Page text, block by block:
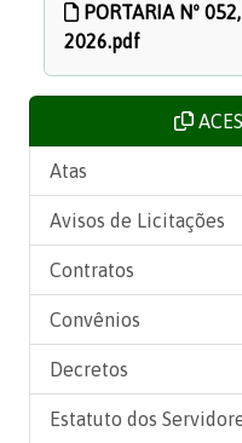
PORTARIA Nº
2026.pdf
Atas
Avisos de Licitações
Contratos
Convênios
Decretos
Estatuto dos